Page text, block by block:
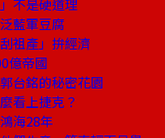
不是硬道理
藍軍豆腐
祖產」拚經濟
億帝國
台銘的秘密花園
看上捷克？
海28年